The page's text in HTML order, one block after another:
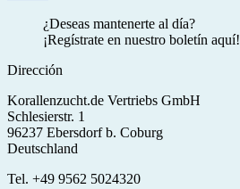
¿Deseas mantenerte al día?
¡Regístrate en nuestro boletín aquí!
Dirección
Korallenzucht.de Vertriebs GmbH
Schlesierstr. 1
96237 Ebersdorf b. Coburg
Deutschland
Tel. +49 9562 5024320